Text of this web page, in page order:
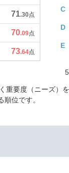
71.30点
70.09点
73.64点
C
D
E
要度（ニーズ）
位です。